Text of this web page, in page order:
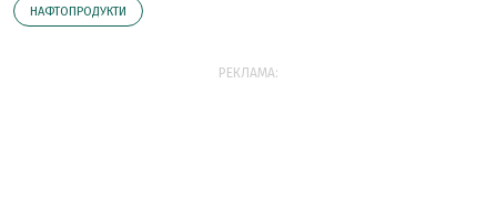
НАФТОПРОДУКТИ
РЕКЛАМА: